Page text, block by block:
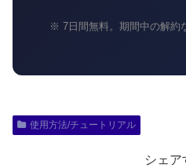
※ 7日間無料。期間中の解約
使用方法/チュートリアル
シェア